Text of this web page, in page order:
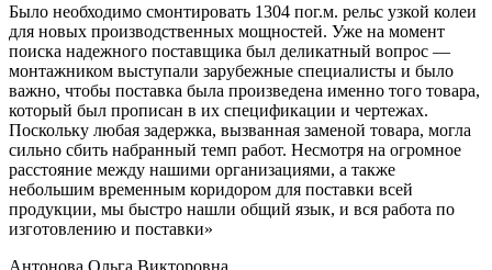
Было необходимо смонтировать 1304 пог.м. рельс узкой колеи
для новых производственных мощностей. Уже на момент
поиска надежного поставщика был деликатный вопрос —
монтажником выступали зарубежные специалисты и было
важно, чтобы поставка была произведена именно того товара,
который был прописан в их спецификации и чертежах.
Поскольку любая задержка, вызванная заменой товара, могла
сильно сбить набранный темп работ. Несмотря на огромное
расстояние между нашими организациями, а также
небольшим временным коридором для поставки всей
продукции, мы быстро нашли общий язык, и вся работа по
изготовлению и поставки»
Антонова Ольга Викторовна,